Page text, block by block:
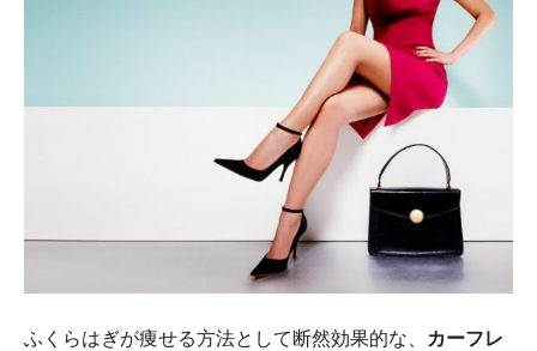
ふくらはぎが痩せる方法として断然効果的な、
カーフレ